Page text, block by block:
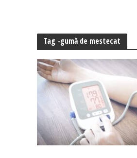
Tag -gumă de mestecat